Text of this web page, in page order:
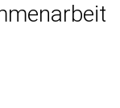
- vom Start up